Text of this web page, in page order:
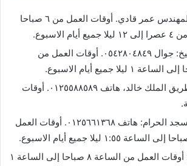
فرع الشرايع: المهندس عمر قادي. أوقات العمل من ٦ صباحا
فرع شارع الشيخ: جوال ٠٥٤٢٨٠٤٨٤٩. أوقات العمل من
حي العزيزية: طريق الملك خالد، هاتف ٠١٢٥٥٨٨٥٨٩. أوقات
فرع طريق المسجد الحرام: هاتف ٠١٢٥٦٦١٣٦٨. أوقات العمل
فرع جبل النور: أوقات العمل من الساعة ٨ صباحا إلى الساعة ١